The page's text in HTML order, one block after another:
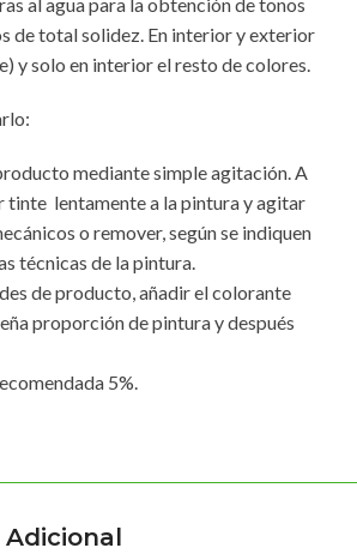
de total solidez. En interior y exterior
y solo en interior el resto de colores.
mediante simple agitación. A
tinte lentamente a la pintura y agitar
o remover, según se indiquen
técnicas de la pintura.
de producto, añadir el colorante
proporción de pintura y después
5%.